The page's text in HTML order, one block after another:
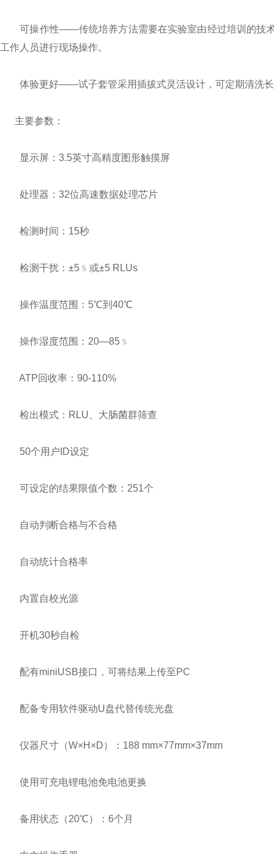
可操作性——传统培养方法需要在实验室由经过培训的技术
工作人员进行现场操作。
体验更好——试子套管采用插拔式灵活设计，可定期清洗长
主要参数：
显示屏：3.5英寸高精度图形触摸屏
处理器：32位高速数据处理芯片
检测时间：15秒
检测干扰：±5﹪或±5 RLUs
操作温度范围：5℃到40℃
操作湿度范围：20—85﹪
ATP回收率：90-110%
检出模式：RLU、大肠菌群筛查
50个用户ID设定
可设定的结果限值个数：251个
自动判断合格与不合格
自动统计合格率
内置自校光源
开机30秒自检
配有miniUSB接口，可将结果上传至PC
配备专用软件驱动U盘代替传统光盘
仪器尺寸（W×H×D）：188 mm×77mm×37mm
使用可充电锂电池免电池更换
备用状态（20℃）：6个月